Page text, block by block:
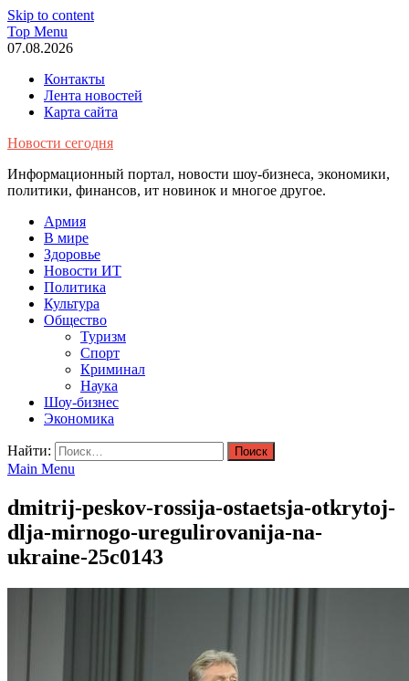
Skip to content
Top Menu
07.08.2026
Контакты
Лента новостей
Карта сайта
Новости сегодня
Информационный портал, новости шоу-бизнеса, экономики,
политики, финансов, ит новинок и многое другое.
Армия
В мире
Здоровье
Новости ИТ
Политика
Культура
Общество
Туризм
Спорт
Криминал
Наука
Шоу-бизнес
Экономика
Найти:
Main Menu
dmitrij-peskov-rossija-ostaetsja-otkrytoj-
dlja-mirnogo-uregulirovanija-na-
ukraine-25c0143